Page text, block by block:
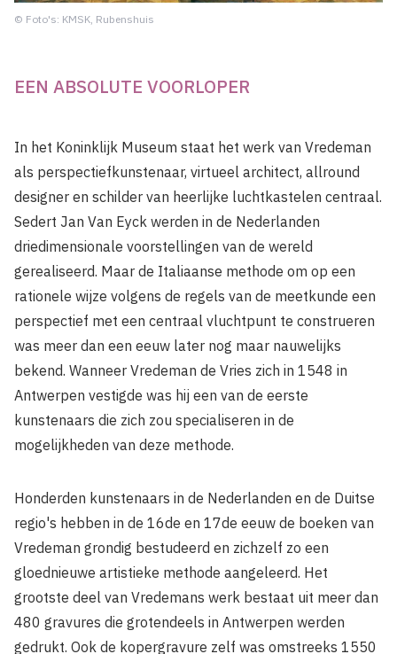
© Foto's: KMSK, Rubenshuis
EEN ABSOLUTE VOORLOPER
In het Koninklijk Museum staat het werk van Vredeman
als perspectiefkunstenaar, virtueel architect, allround
designer en schilder van heerlijke luchtkastelen centraal.
Sedert Jan Van Eyck werden in de Nederlanden
driedimensionale voorstellingen van de wereld
gerealiseerd. Maar de Italiaanse methode om op een
rationele wijze volgens de regels van de meetkunde een
perspectief met een centraal vluchtpunt te construeren
was meer dan een eeuw later nog maar nauwelijks
bekend. Wanneer Vredeman de Vries zich in 1548 in
Antwerpen vestigde was hij een van de eerste
kunstenaars die zich zou specialiseren in de
mogelijkheden van deze methode.
Honderden kunstenaars in de Nederlanden en de Duitse
regio's hebben in de 16de en 17de eeuw de boeken van
Vredeman grondig bestudeerd en zichzelf zo een
gloednieuwe artistieke methode aangeleerd. Het
grootste deel van Vredemans werk bestaat uit meer dan
480 gravures die grotendeels in Antwerpen werden
gedrukt. Ook de kopergravure zelf was omstreeks 1550